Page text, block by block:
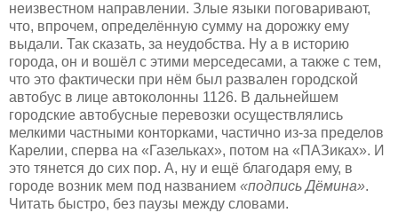
неизвестном направлении. Злые языки поговаривают,
что, впрочем, определённую сумму на дорожку ему
выдали. Так сказать, за неудобства. Ну а в историю
города, он и вошёл с этими мерседесами, а также с тем,
что это фактически при нём был развален городской
автобус в лице автоколонны 1126. В дальнейшем
городские автобусные перевозки осуществлялись
мелкими частными конторками, частично из-за пределов
Карелии, сперва на «Газельках», потом на «ПАЗиках». И
это тянется до сих пор. А, ну и ещё благодаря ему, в
городе возник мем под названием «подпись Дёмина».
Читать быстро, без паузы между словами.